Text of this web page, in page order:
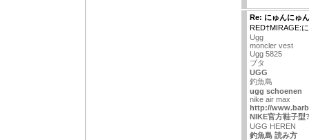
Re: にゅんにゅ
RED†MIRAGE:
Ugg
moncler vest
Ugg 5825
ブタ
UGG
釣魚島
ugg schoenen
nike air max
http://
NIKE官方鞋子型
UGG HEREN
釣魚島 読み方